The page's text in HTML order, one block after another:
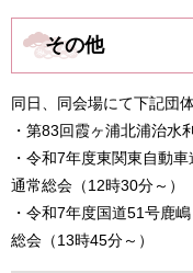
その他
同日、同会場にて下記団
・第83回霞ヶ浦北浦治水
・令和7年度東関東自動
通常総会（12時30分～）
・令和7年度国道51号鹿
総会（13時45分～）